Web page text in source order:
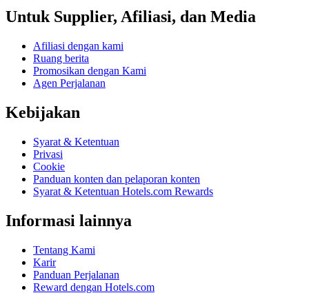
Untuk Supplier, Afiliasi, dan Media
Afiliasi dengan kami
Ruang berita
Promosikan dengan Kami
Agen Perjalanan
Kebijakan
Syarat & Ketentuan
Privasi
Cookie
Panduan konten dan pelaporan konten
Syarat & Ketentuan Hotels.com Rewards
Informasi lainnya
Tentang Kami
Karir
Panduan Perjalanan
Reward dengan Hotels.com